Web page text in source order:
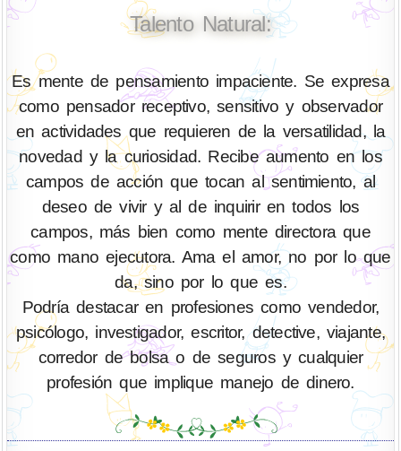
Talento Natural:
Es mente de pensamiento impaciente. Se expresa
como pensador receptivo, sensitivo y observador
en actividades que requieren de la versatilidad, la
novedad y la curiosidad. Recibe aumento en los
campos de acción que tocan al sentimiento, al
deseo de vivir y al de inquirir en todos los
campos, más bien como mente directora que
como mano ejecutora. Ama el amor, no por lo que
da, sino por lo que es.
Podría destacar en profesiones como vendedor,
psicólogo, investigador, escritor, detective, viajante,
corredor de bolsa o de seguros y cualquier
profesión que implique manejo de dinero.